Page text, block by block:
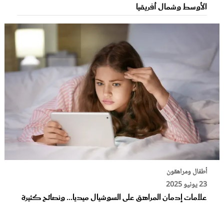
الأوسط وشمال أفريقيا
أطفال ومراهقون
23 يونيو 2025
علامات إدمان المراهق على السوشيال ميديا... ونصائح كثيرة